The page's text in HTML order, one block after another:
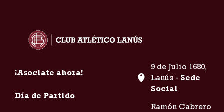
¡Asociate ahora!
Día de Partido
9 de Julio 1680,
Lanús - Sede
Social
Ramón Cabrero